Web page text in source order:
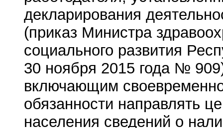
декларирования
(приказ Министра
социального развития
30 ноября 2015 года №
включающим
обязанности направлять
населения сведений о